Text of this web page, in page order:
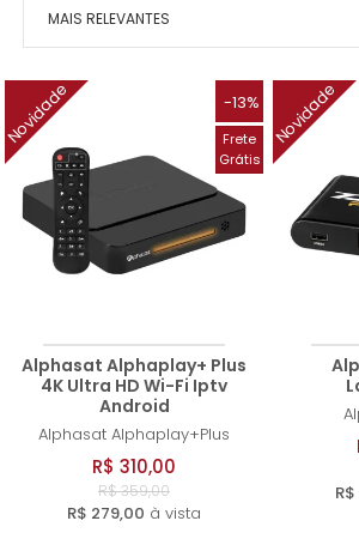
MAIS RELEVANTES
MAIS VENDIDOS
MAIOR PREÇO
A - Z
-13%
Novidade
Frete
Grátis
Alphasat Alphaplay+ Plus
4K Ultra HD Wi-Fi Iptv
Android
Alphasat Alphaplay+Plus
R$ 310,00
R$ 359,00
R$ 279,00 à vista
Novidade